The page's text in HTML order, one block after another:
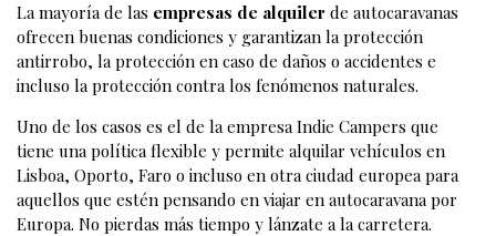
La mayoría de las empresas de alquiler de autocaravanas
ofrecen buenas condiciones y garantizan la protección
antirrobo, la protección en caso de daños o accidentes e
incluso la protección contra los fenómenos naturales.
Uno de los casos es el de la empresa Indie Campers que
tiene una política flexible y permite alquilar vehículos en
Lisboa, Oporto, Faro o incluso en otra ciudad europea para
aquellos que estén pensando en viajar en autocaravana por
Europa. No pierdas más tiempo y lánzate a la carretera.